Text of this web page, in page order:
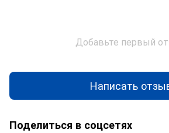
Добавьте первый
Написать
Поделиться в соцсетях